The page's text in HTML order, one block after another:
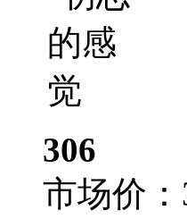
306
市场价：